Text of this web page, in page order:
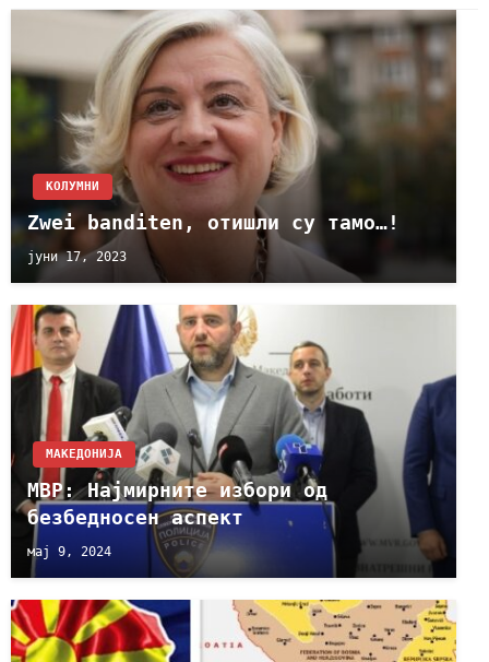
KОЛУМНИ
Zwei banditen, отишли су тамо…!
јуни 17, 2023
МАКЕДОНИЈА
МВР: Најмирните избори од
безбедносен аспект
мај 9, 2024